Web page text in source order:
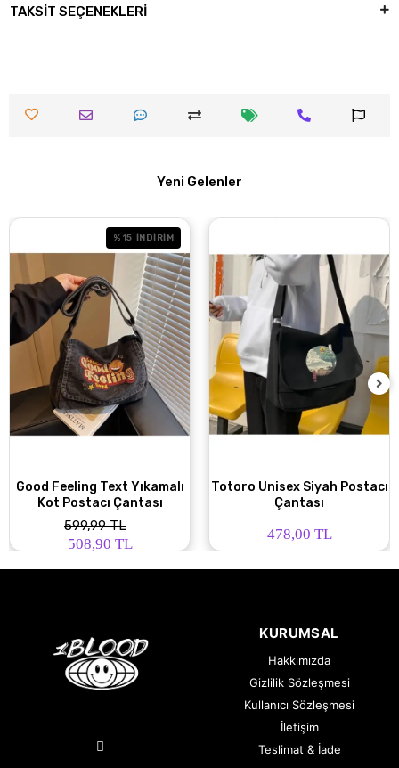
TAKSİT SEÇENEKLERİ
Yeni Gelenler
%15 İNDİRİM
Good Feeling Text Yıkamalı
Kot Postacı Çantası
599,99 TL
508,90 TL
Totoro Unisex Siyah Postacı
Çantası
478,00 TL
KURUMSAL
Hakkımızda
Gizlilik Sözleşmesi
Kullanıcı Sözleşmesi
İletişim
Teslimat & İade